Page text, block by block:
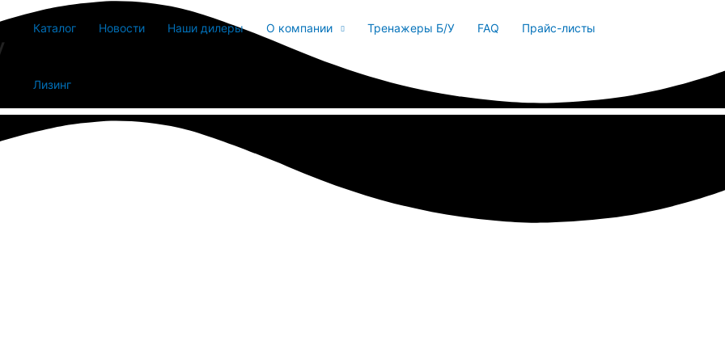
Каталог Новости Наши дилеры О компании Тренажеры Б/У FAQ Прайс-листы
Лизинг